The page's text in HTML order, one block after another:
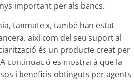
important per als bancs.
tanmateix, també han estat
així com del seu suport al
és un producte creat per
continuació es mostrarà que la
i beneficis obtinguts per agents